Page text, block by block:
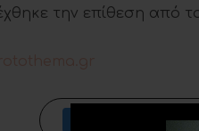
την επίθεση από